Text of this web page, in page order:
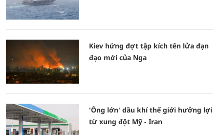
Kiev hứng đợt tập kích tên lửa đạn
đạo mới của Nga
'Ông lớn' dầu khí thế giới hưởng lợi
từ xung đột Mỹ - Iran